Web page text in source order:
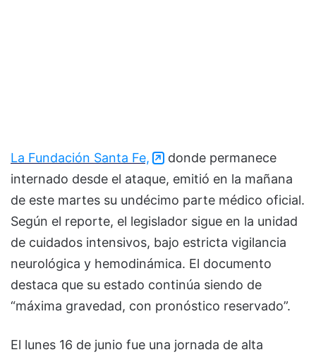
La Fundación Santa Fe,
donde permanece
internado desde el ataque, emitió en la mañana
de este martes su undécimo parte médico oficial.
Según el reporte, el legislador sigue en la unidad
de cuidados intensivos, bajo estricta vigilancia
neurológica y hemodinámica. El documento
destaca que su estado continúa siendo de
“máxima gravedad, con pronóstico reservado”.
El lunes 16 de junio fue una jornada de alta